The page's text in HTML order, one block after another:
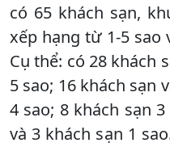
có 65 khách sạn,
xếp hạng từ 1-5 sao
Cụ thể: có 28 khách
5 sao; 16 khách sạn
4 sao; 8 khách sạn
và 3 khách sạn 1